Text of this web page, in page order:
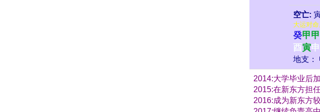
空亡:
大运对
癸甲甲
酉寅申
地支：
2014:大学毕业后
2015:在新东方担
2016:成为新东方